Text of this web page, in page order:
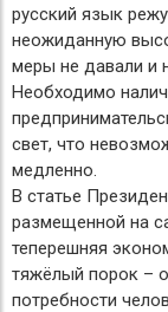
русский язык
неожиданную
меры не давали и
Необходимо
свет, что
медленно.
В статье
размещенной на
теперешняя
тяжёлый порок –
потребности